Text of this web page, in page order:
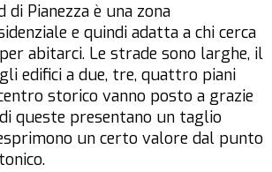
Pianezza è una zona
e quindi adatta a chi cerca
abitarci. Le strade sono larghe, il
edifici a due, tre, quattro piani
storico vanno posto a grazie
queste presentano un taglio
un certo valore dal punto